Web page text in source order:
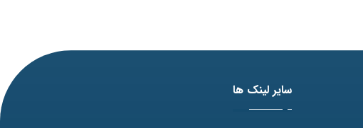
سایر لینک ها